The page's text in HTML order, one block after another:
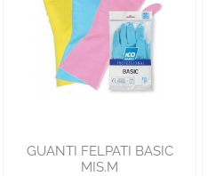
GUANTI FELPATI BASIC
MIS.M